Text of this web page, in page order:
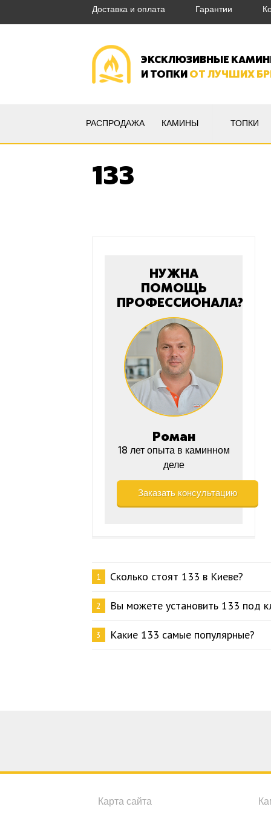
Доставка и оплата Гарантии
ЭКСКЛЮЗИВНЫЕ
И ТОПКИОТ ЛУЧШИХ
РАСПРОДАЖА КАМИНЫ ТОПКИ
133
НУЖНА
ПОМОЩЬ
ПРОФЕССИОНАЛА?
Роман
18 лет опыта в каминном
деле
Заказать консультацию
1 Сколько стоят 133 в Киеве?
2 Вы можете установить 133 под
3 Какие 133 самые популярные?
Карта сайта